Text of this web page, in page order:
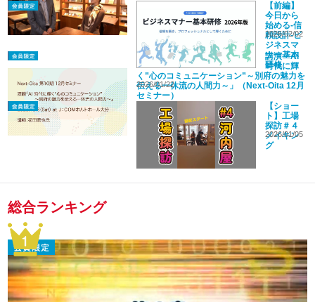
【前編】
今日から
始める-信
頼設計-ビ
ジネスマ
ナー基本
研修
2026/02/02
講演「AI
時代に輝
く”心のコミュニケーション”～別府の魅力を
伝える一休流の人間力～」（Next-Oita 12月
セミナー）
2026/01/22
【ショー
ト】工場
探訪＃４
メイキン
グ
2026/01/05
総合ランキング